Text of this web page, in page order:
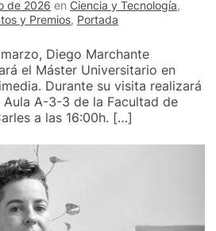
de 2026 en Ciencia y Tecnología,
y Premios, Portada
Diego Marchante
el Máster Universitario en
Durante su visita realizará
Aula A-3-3 de la Facultad de
a las 16:00h. […]